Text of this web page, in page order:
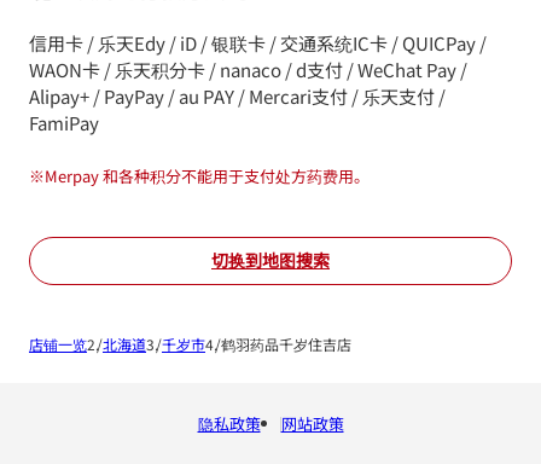
信用卡 / 乐天Edy / iD / 银联卡 / 交通系统IC卡 / QUICPay /
WAON卡 / 乐天积分卡 / nanaco / d支付 / WeChat Pay /
Alipay+ / PayPay / au PAY / Mercari支付 / 乐天支付 /
FamiPay
※Merpay 和各种积分不能用于支付处方药费用。
切换到地图搜索
店铺一览 北海道 千岁市 鹤羽药品千岁住吉店
隐私政策 网站政策